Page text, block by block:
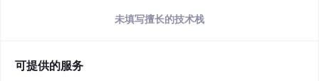
未填写擅长的技术栈
可提供的服务